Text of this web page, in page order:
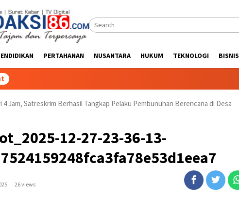
PERTAHANAN NUSANTARA HUKUM TEKNOLOGI BISNIS
4 Jam, Satreskrim Berhasil Tangkap Pelaku Pembunuhan Berencana di Desa
12-27-23-36-13-
26 views